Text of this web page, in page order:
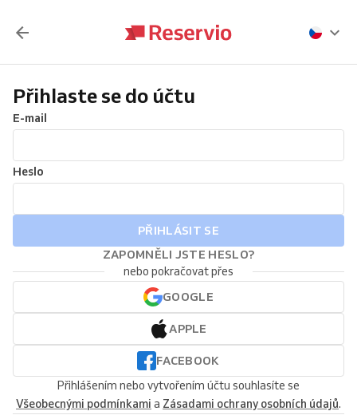
Přihlaste se do účtu
E-mail
Heslo
PŘIHLÁSIT SE
ZAPOMNĚLI JSTE HESLO?
nebo pokračovat přes
GOOGLE
APPLE
FACEBOOK
Přihlášením nebo vytvořením účtu souhlasíte se
Všeobecnými podmínkami a Zásadami ochrany osobních údajů.